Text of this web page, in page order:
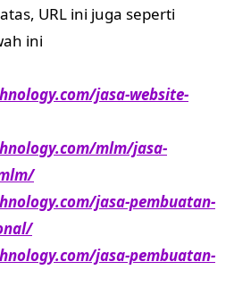
URL ini juga seperti
ini
jasa-website-
mlm/jasa-
jasa-pembuatan-
jasa-pembuatan-